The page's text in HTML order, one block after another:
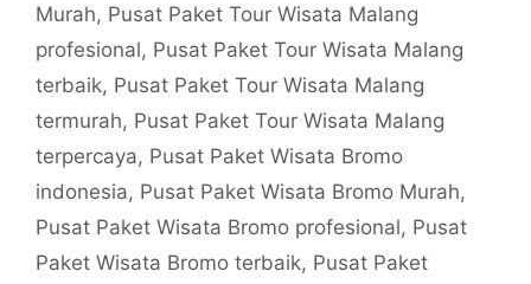
Murah, Pusat Paket Tour Wisata Malang
profesional, Pusat Paket Tour Wisata Malang
terbaik, Pusat Paket Tour Wisata Malang
termurah, Pusat Paket Tour Wisata Malang
terpercaya, Pusat Paket Wisata Bromo
indonesia, Pusat Paket Wisata Bromo Murah,
Pusat Paket Wisata Bromo profesional, Pusat
Paket Wisata Bromo terbaik, Pusat Paket